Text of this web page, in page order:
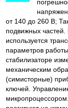
от 140 до 260 В;
подвижных
используется
параметров
стабилизаторе
механическим
(симисторные)
ключей.